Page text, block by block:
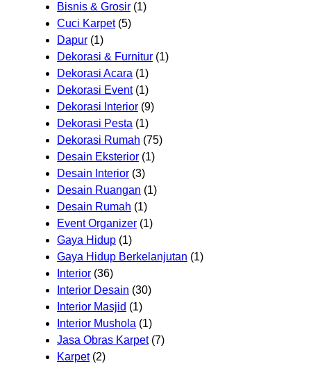
Bisnis & Grosir (1)
Cuci Karpet(5)
Dapur (1)
Dekorasi & Furnitur (1)
Dekorasi Acara (1)
Dekorasi Event(1)
Dekorasi Interior (9)
Dekorasi Pesta (1)
Dekorasi Rumah (75)
Desain Eksterior (1)
Desain Interior (3)
Desain Ruangan (1)
Desain Rumah (1)
Event Organizer (1)
Gaya Hidup (1)
Gaya Hidup Berkelanjutan (1)
Interior (36)
Interior Desain (30)
Interior Masjid (1)
Interior Mushola (1)
Jasa Obras Karpet(7)
Karpet(2)